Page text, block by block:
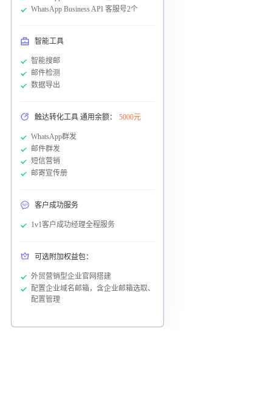
WhatsApp Business API 客服号2个
智能工具
智能搜邮
邮件检测
数据导出
触达转化工具 通用余额： 5000元
WhatsApp群发
邮件群发
短信营销
邮寄宣传册
客户成功服务
1v1客户成功经理全程服务
可选附加权益包：
外贸营销型企业官网搭建
配置企业域名邮箱，含企业邮箱选取、
配置管理